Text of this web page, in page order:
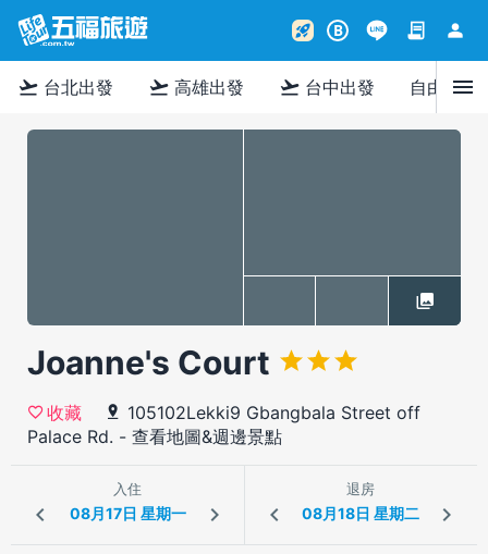
rocket_launch B contract person
flight_takeoff 台北出發 flight_takeoff 高雄出發 flight_takeoff 台中出發 自由行menu
Joanne's Court
收藏
105102Lekki9 Gbangbala Street off
Palace Rd. - 查看地圖&週邊景點
入住 退房